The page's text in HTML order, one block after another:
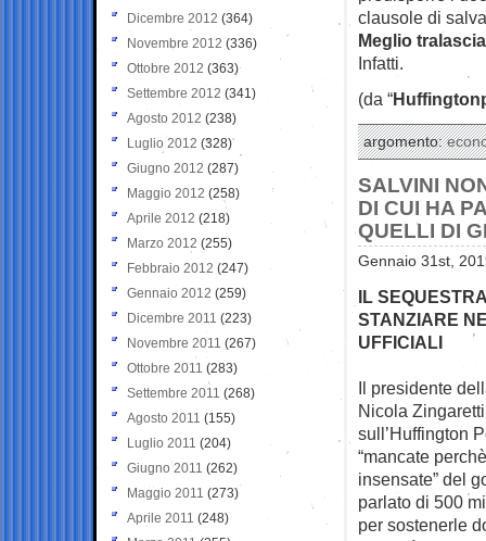
clausole di
Meglio
Infatti.
(da “
argomento:
SALVINI
DI CUI HA
QUELLI DI
Gennaio 31st,
IL
STANZIARE
UFFICIALI
Il presidente
Nicola
sull’Huffington
“mancate
insensate” del
parlato di 500
per sostenerle
Dicembre 2012 (364)
Novembre 2012 (336)
Ottobre 2012 (363)
Settembre 2012 (341)
Agosto 2012 (238)
Luglio 2012 (328)
Giugno 2012 (287)
Maggio 2012 (258)
Aprile 2012 (218)
Marzo 2012 (255)
Febbraio 2012 (247)
Gennaio 2012 (259)
Dicembre 2011 (223)
Novembre 2011 (267)
Ottobre 2011 (283)
Settembre 2011 (268)
Agosto 2011 (155)
Luglio 2011 (204)
Giugno 2011 (262)
Maggio 2011 (273)
Aprile 2011 (248)